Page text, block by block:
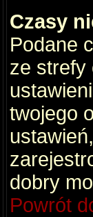
Czasy
Podane
ze strefy
twojego
dobry
Powrót